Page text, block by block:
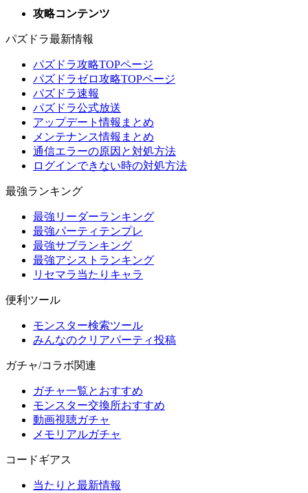
攻略コンテンツ
パズドラ最新情報
パズドラ攻略TOPページ
パズドラゼロ攻略TOPページ
パズドラ速報
パズドラ公式放送
アップデート情報まとめ
メンテナンス情報まとめ
通信エラーの原因と対処方法
ログインできない時の対処方法
最強ランキング
最強リーダーランキング
最強パーティテンプレ
最強サブランキング
最強アシストランキング
リセマラ当たりキャラ
便利ツール
モンスター検索ツール
みんなのクリアパーティ投稿
ガチャ/コラボ関連
ガチャ一覧とおすすめ
モンスター交換所おすすめ
動画視聴ガチャ
メモリアルガチャ
コードギアス
当たりと最新情報